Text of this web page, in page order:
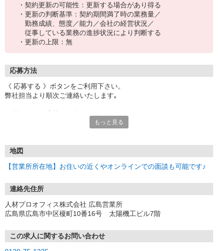
・契約更新の可能性：更新する場合があり得る
・更新の判断基準：契約期間満了時の業務量／
勤務成績、態度／能力／会社の経営状況／
従事している業務の進捗状況により判断する
・更新の上限：無
応募方法
《 応募する 》ボタンをご利用下さい。
弊社担当より順次ご連絡いたします｡
もっと見る
地図
【営業所所在地】お住いの近くやオンラインでの面談も可能です♪
連絡先住所
人材プロオフィス株式会社 広島営業所
広島県広島市中区榎町10番16号 太陽機工ビル7階
この求人に関するお問い合わせ